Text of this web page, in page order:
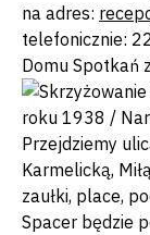
na adres:
telefonicznie:
Domu Spotkań
Przejdziemy
Karmelicką,
zaułki, place,
Spacer będzie